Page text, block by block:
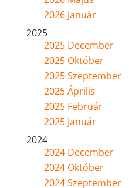
2026 Január
2025
2025 December
2025 Október
2025 Szeptember
2025 Április
2025 Február
2025 Január
2024
2024 December
2024 Október
2024 Szeptember